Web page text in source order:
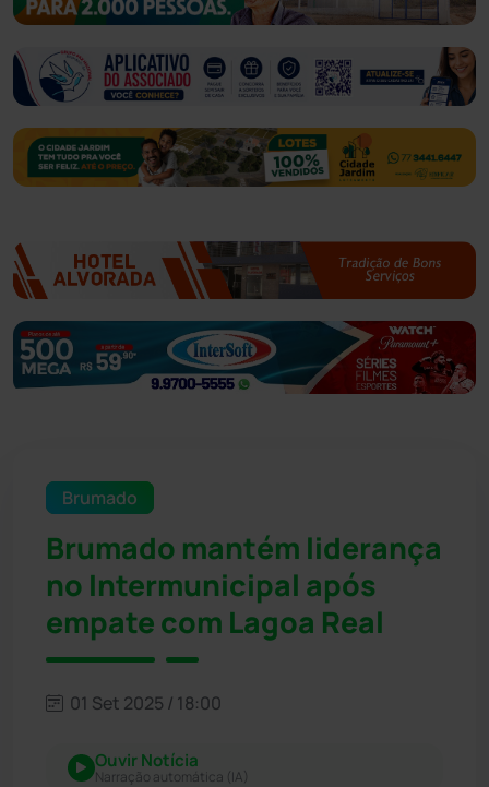
Brumado
Brumado mantém liderança
no Intermunicipal após
empate com Lagoa Real
01 Set 2025 / 18:00
Ouvir Notícia
Narração automática (IA)